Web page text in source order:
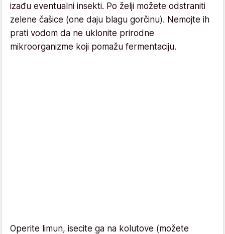
izađu eventualni insekti. Po želji možete odstraniti
zelene čašice (one daju blagu gorčinu). Nemojte ih
prati vodom da ne uklonite prirodne
mikroorganizme koji pomažu fermentaciju.
Operite limun, isecite ga na kolutove (možete